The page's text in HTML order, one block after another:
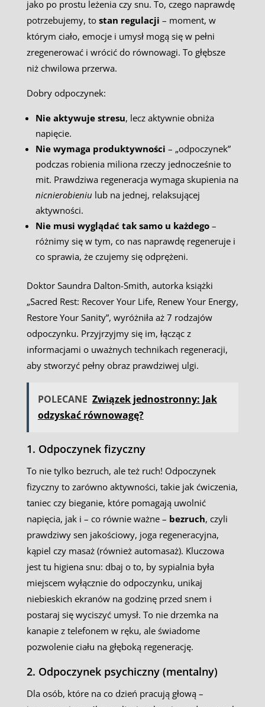
jako po prostu leżenia czy snu. To, czego naprawdę
potrzebujemy, to stan regulacji – moment, w
którym ciało, emocje i umysł mogą się w pełni
zregenerować i wrócić do równowagi. To głębsze
niż chwilowa przerwa.
Dobry odpoczynek:
Nie aktywuje stresu, lecz aktywnie obniża
napięcie.
Nie wymaga produktywności – „odpoczynek”
podczas robienia miliona rzeczy jednocześnie to
mit. Prawdziwa regeneracja wymaga skupienia na
nicnierobieniu lub na jednej, relaksującej
aktywności.
Nie musi wyglądać tak samo u każdego–
różnimy się w tym, co nas naprawdę regeneruje i
co sprawia, że czujemy się odprężeni.
Doktor Saundra Dalton-Smith, autorka książki
„Sacred Rest: Recover Your Life, Renew Your Energy,
Restore Your Sanity”, wyróżniła aż 7 rodzajów
odpoczynku. Przyjrzyjmy się im, łącząc z
informacjami o uważnych technikach regeneracji,
aby stworzyć pełny obraz prawdziwej ulgi.
POLECANE Związek jednostronny: Jak
odzyskać równowagę?
1. Odpoczynek fizyczny
To nie tylko bezruch, ale też ruch! Odpoczynek
fizyczny to zarówno aktywności, takie jak ćwiczenia,
taniec czy bieganie, które pomagają uwolnić
napięcia, jak i – co równie ważne – bezruch, czyli
prawdziwy sen jakościowy, joga regeneracyjna,
kąpiel czy masaż (również automasaż). Kluczowa
jest tu higiena snu: dbaj o to, by sypialnia była
miejscem wyłącznie do odpoczynku, unikaj
niebieskich ekranów na godzinę przed snem i
postaraj się wyciszyć umysł. To nie drzemka na
kanapie z telefonem w ręku, ale świadome
pozwolenie ciału na głęboką regenerację.
2. Odpoczynek psychiczny (mentalny)
Dla osób, które na co dzień pracują głową –